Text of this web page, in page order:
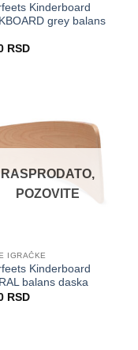
Kinderboard
grey balans
RSD
RASPRODATO,
POZOVITE
IGRAČKE
Kinderboard
balans daska
RSD